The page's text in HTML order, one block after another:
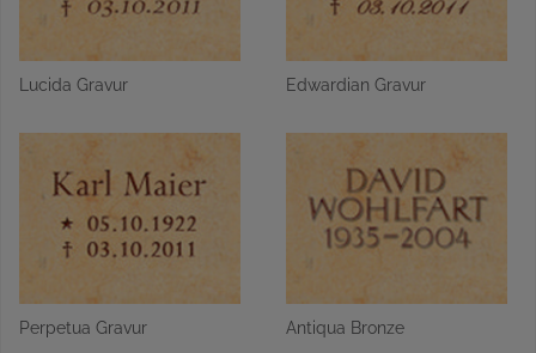
Lucida Gravur Edwardian Gravur
Perpetua Gravur Antiqua Bronze